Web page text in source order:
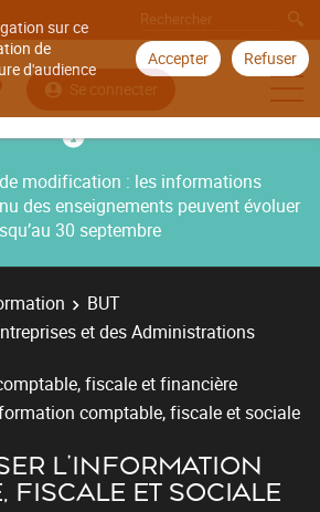
sur ce
de
d'audience
Accepter Refuser
Se connecter
modification : les informations
des enseignements peuvent évoluer
30 septembre
BUT
et des Administrations
fiscale et financière
comptable, fiscale et sociale
L'INFORMATION
FISCALE ET SOCIALE